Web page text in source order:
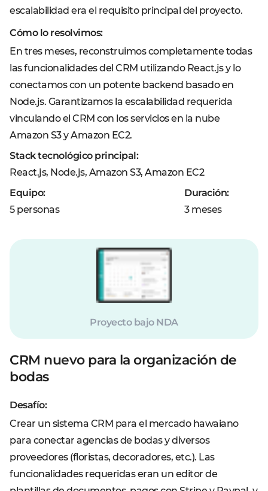
escalabilidad era el requisito principal del proyecto.
Cómo lo resolvimos:
En tres meses, reconstruimos completamente todas
las funcionalidades del CRM utilizando React.js y lo
conectamos con un potente backend basado en
Node.js. Garantizamos la escalabilidad requerida
vinculando el CRM con los servicios en la nube
Amazon S3 y Amazon EC2.
Stack tecnológico principal:
React.js, Node.js, Amazon S3, Amazon EC2
Equipo:
5 personas
Duración:
3 meses
Proyecto bajo NDA
CRM nuevo para la organización de
bodas
Desafío:
Crear un sistema CRM para el mercado hawaiano
para conectar agencias de bodas y diversos
proveedores (floristas, decoradores, etc.). Las
funcionalidades requeridas eran un editor de